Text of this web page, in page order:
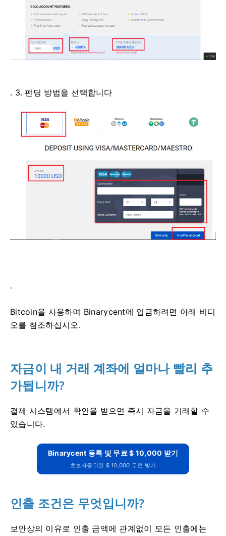
. 3. 펀딩 방법을 선택합니다
.
Bitcoin을 사용하여 Binarycent에 입금하려면 아래 비디
오를 참조하십시오.
자금이 내 거래 계좌에 얼마나 빨리 추
가됩니까?
결제 시스템에서 확인을 받으면 즉시 자금을 거래할 수
있습니다.
Binarycent 등록 및 무료 $ 10,000 받기
초보자를위한 $ 10,000 무료 받기
인출 조건은 무엇입니까?
보안상의 이유로 인출 금액에 관계없이 모든 인출에는